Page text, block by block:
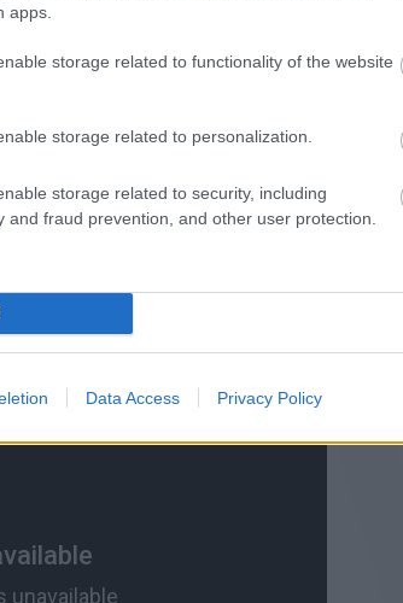
apps.
storage related to functionality of the website
storage related to personalization.
storage related to security, including
and fraud prevention, and other user protection.
Data Access Privacy Policy
videók az eseményről, ez a50 Words For